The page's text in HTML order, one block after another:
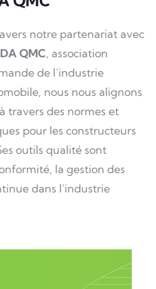
notre partenariat avec
QMC, association
de l’industrie
nous nous alignons
travers des normes et
pour les constructeurs
outils qualité sont
la gestion des
dans l’industrie